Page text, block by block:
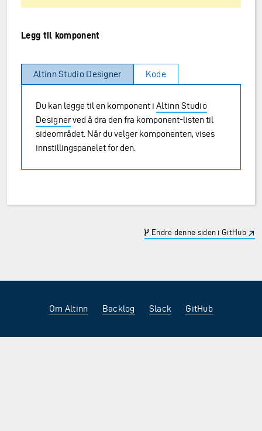
Legg til komponent
Altinn Studio Designer Kode
Du kan legge til en komponent i Altinn Studio
Designerved å dra den fra komponent-listen til
sideområdet. Når du velger komponenten, vises
innstillingspanelet for den.
Endre denne siden i GitHub
Om Altinn Backlog Slack GitHub